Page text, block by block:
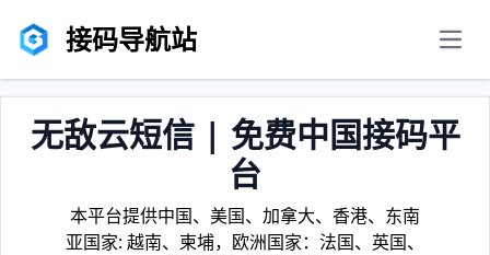
接码导航站
无敌云短信 | 免费中国接码平
台
本平台提供中国、美国、加拿大、香港、东南
亚国家: 越南、柬埔，欧洲国家：法国、英国、